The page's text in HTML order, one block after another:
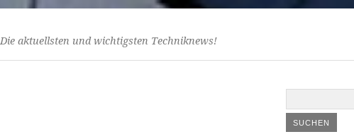
Die aktuellsten und wichtigsten Techniknews!